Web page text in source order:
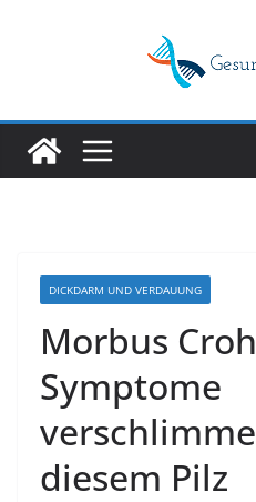
DICKDARM UND VERDAUUNG
Morbus
Symptome
diesem Pilz